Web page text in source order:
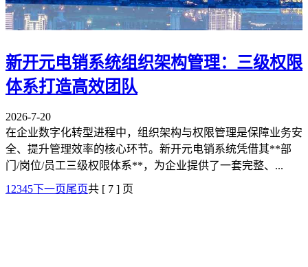
新开元电销系统组织架构管理：三级权限
体系打造高效团队
2026-7-20
在企业数字化转型进程中，组织架构与权限管理是保障业务安
全、提升管理效率的核心环节。新开元电销系统凭借其**部
门/岗位/员工三级权限体系**，为企业提供了一套完整、...
1 2345下一页尾页共 [ 7 ] 页